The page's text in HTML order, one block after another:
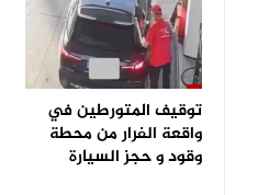
توقيف المتورطين في
واقعة الفرار من محطة
وقود و حجز السيارة